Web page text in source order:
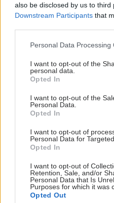
also be disclosed by us to third
Downstream Participants that
Please note that this website/
not limited to your visit or
grant or deny consent to
use your data for below
consent section.
Personal Data Processing
I want to opt-out of the
personal data.
Opted In
I want to opt-out of the
Personal Data.
Opted In
I want to opt-out of
Personal Data for
Opted In
I want to opt-out of
Retention, Sale, and/or
Personal Data that Is
Purposes for which it was
Opted Out